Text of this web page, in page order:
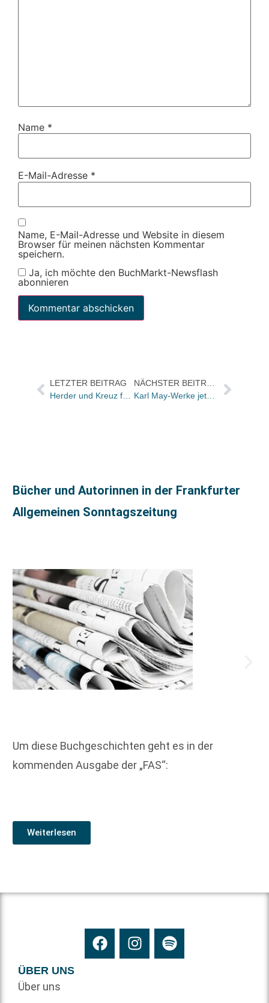
Name *
E-Mail-Adresse *
Name, E-Mail-Adresse und Website in diesem
Browser für meinen nächsten Kommentar
speichern.
Ja, ich möchte den BuchMarkt-Newsflash
abonnieren
LETZTER BEITRAG
Herder und Kreuz führen ihre Audio-Aktivitäten unter Herder Audio zusammen / Jesus-Buch des Papstes als Hörbuch angekündigt / Jetzt Online: Drei Fragen an Kreuz-Gf Olaf Carstens
NÄCHSTER BEITRAG
Karl May-Werke jetzt ungekürzt als MP3-CDs
Bücher und Autorinnen in der Frankfurter
Allgemeinen Sonntagszeitung
Um diese Buchgeschichten geht es in der
kommenden Ausgabe der „FAS“:
Weiterlesen
ÜBER UNS
Über uns